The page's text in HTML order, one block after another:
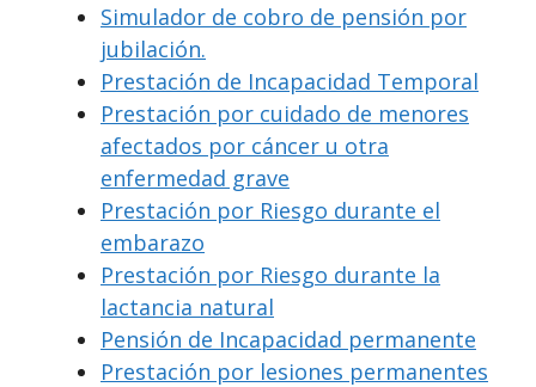
Simulador de cobro de pensión por
jubilación.
Prestación de Incapacidad Temporal
Prestación por cuidado de menores
afectados por cáncer u otra
enfermedad grave
Prestación por Riesgo durante el
embarazo
Prestación por Riesgo durante la
lactancia natural
Pensión de Incapacidad permanente
Prestación por lesiones permanentes